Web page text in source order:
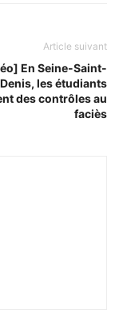
Article suivant
En Seine-Saint-
Denis, les étudiants
des contrôles au
faciès